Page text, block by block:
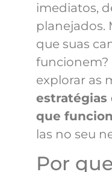
imediatos,
planejados.
que suas
funcionem?
explorar as
estratégias
que
las no seu
Por